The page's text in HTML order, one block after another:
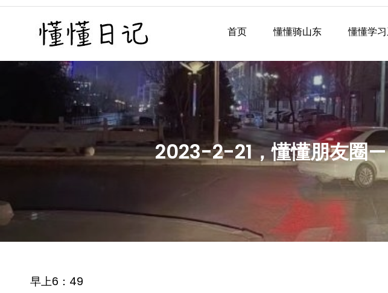
Skip
懂懂日记
懂懂日记网每天同步更新懂懂学习群内容
首页 懂懂骑山东 懂懂学
2023-2-21，懂懂朋友圈
早上6：49